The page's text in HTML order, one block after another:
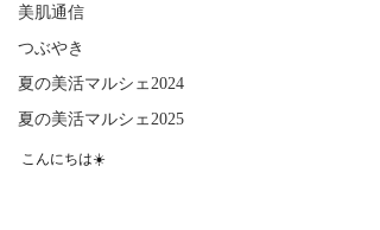
美肌通信
つぶやき
夏の美活マルシェ2024
夏の美活マルシェ2025
こんにちは☀️